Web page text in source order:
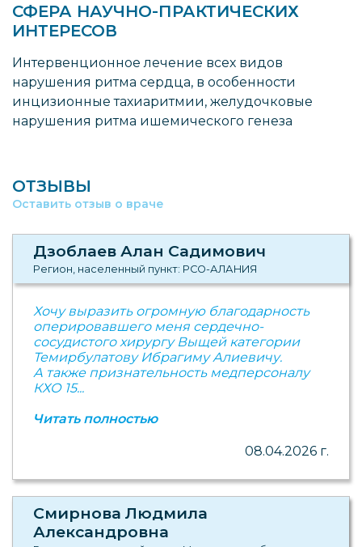
СФЕРА НАУЧНО-ПРАКТИЧЕСКИХ
ИНТЕРЕСОВ
Интервенционное лечение всех видов
нарушения ритма сердца, в особенности
инцизионные тахиаритмии, желудочковые
нарушения ритма ишемического генеза
ОТЗЫВЫ
Оставить отзыв о враче
Дзоблаев Алан Садимович
Регион, населенный пункт: РСО-АЛАНИЯ
Хочу выразить огромную благодарность
оперировавшего меня сердечно-
сосудистого хирургу Выщей категории
Темирбулатову Ибрагиму Алиевичу.
А также признательность медперсоналу
КХО 15...
Читать полностью
08.04.2026 г.
Смирнова Людмила
Александровна